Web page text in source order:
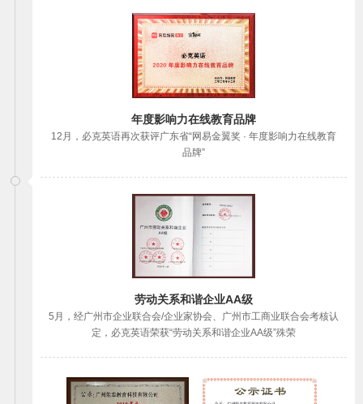
年度影响力在线教育品牌
12月，必克英语再次获评广东省“网易金翼奖 · 年度影响力在线教育
品牌”
劳动关系和谐企业AA级
5月，经广州市企业联合会/企业家协会、广州市工商业联合会考核认
定，必克英语荣获“劳动关系和谐企业AA级”殊荣